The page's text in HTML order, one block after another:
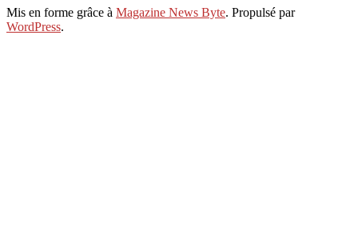
Mis en forme grâce à Magazine News Byte. Propulsé par
WordPress.